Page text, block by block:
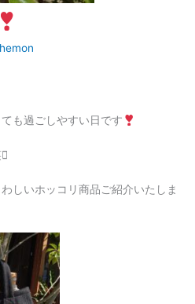
も過ごしやすい日です
しいホッコリ商品ご紹介いたしま